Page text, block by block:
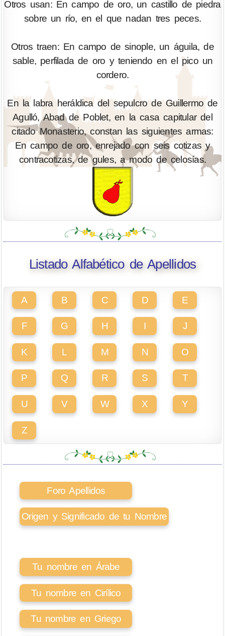
Otros usan: En campo de oro, un castillo de piedra
sobre un río, en el que nadan tres peces.
Otros traen: En campo de sinople, un águila, de
sable, perfilada de oro y teniendo en el pico un
cordero.
En la labra heráldica del sepulcro de Guillermo de
Agulló, Abad de Poblet, en la casa capitular del
citado Monasterio, constan las siguientes armas:
En campo de oro, enrejado con seis cotizas y
contracotizas, de gules, a modo de celosías.
Listado Alfabético de Apellidos
A B C D E
F G H I J
K L M N O
P Q R S T
U V W X Y
Z
Foro Apellidos
Origen y Significado de tu Nombre
Tu nombre en Árabe
Tu nombre en Cirílico
Tu nombre en Griego